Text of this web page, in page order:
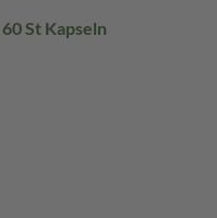
pure encapsulations Taurin 60 St Kapseln